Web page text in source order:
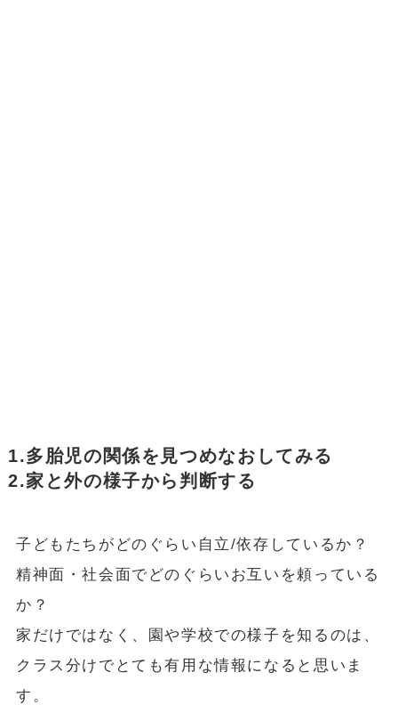
1.多胎児の関係を見つめなおしてみる
2.家と外の様子から判断する
子どもたちがどのぐらい自立/依存しているか？
精神面・社会面でどのぐらいお互いを頼っている
か？
家だけではなく、園や学校での様子を知るのは、
クラス分けでとても有用な情報になると思いま
す。